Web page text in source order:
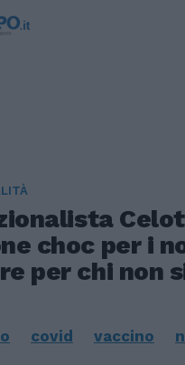
choc per i
per chi non
covid vaccino